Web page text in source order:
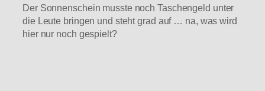
Der Sonnenschein musste noch Taschengeld unter
die Leute bringen und steht grad auf … na, was wird
hier nur noch gespielt?